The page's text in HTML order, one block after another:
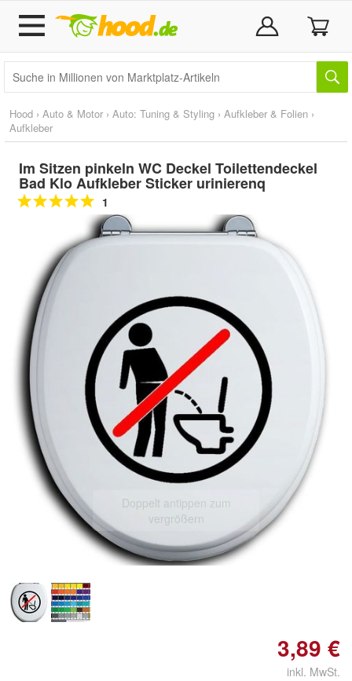
Hood › Auto & Motor › Auto: Tuning & Styling › Aufkleber & Folien ›
Aufkleber
Im Sitzen pinkeln WC Deckel Toilettendeckel
Bad Klo Aufkleber Sticker urinierenq
1
Doppelt antippen zum
vergrößern
3,89 €
inkl. MwSt.